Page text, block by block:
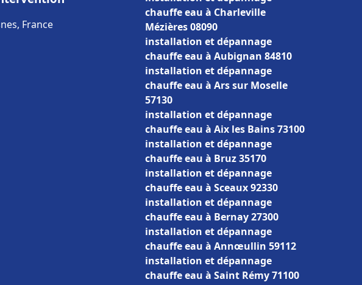
France
chauffe eau à Charleville
Mézières 08090
installation et dépannage
chauffe eau à Aubignan 84810
installation et dépannage
chauffe eau à Ars sur Moselle
57130
installation et dépannage
chauffe eau à Aix les Bains 73100
installation et dépannage
chauffe eau à Bruz 35170
installation et dépannage
chauffe eau à Sceaux 92330
installation et dépannage
chauffe eau à Bernay 27300
installation et dépannage
chauffe eau à Annœullin 59112
installation et dépannage
chauffe eau à Saint Rémy 71100